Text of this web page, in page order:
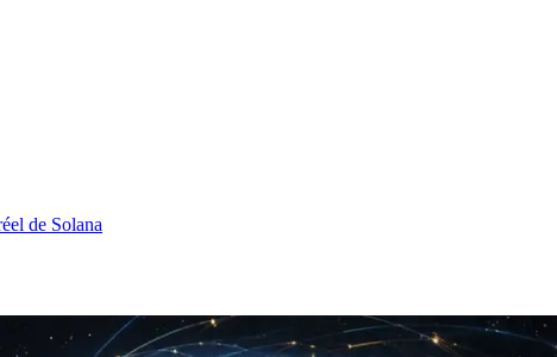
de Solana